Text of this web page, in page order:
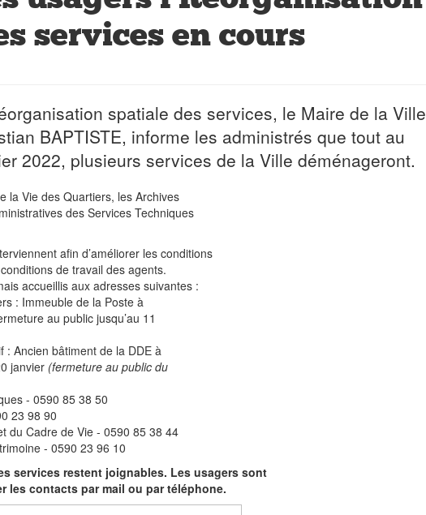
services en cours
spatiale des services, le Maire de la Ville
BAPTISTE, informe les administrés que tout au
2022, plusieurs services de la Ville déménageront.
la Vie des Quartiers, les Archives
des Services Techniques
afin d’améliorer les conditions
de travail des agents.
accueillis aux adresses suivantes :
: Immeuble de la Poste à
au public jusqu’au 11
: Ancien bâtiment de la DDE à
janvier (fermeture au public du
- 0590 85 38 50
23 98 90
du Cadre de Vie - 0590 85 38 44
- 0590 23 96 10
services restent joignables. Les usagers sont
les contacts par mail ou par téléphone.